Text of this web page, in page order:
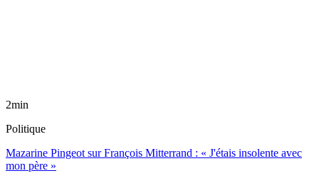
2min
Politique
Mazarine Pingeot sur François Mitterrand : « J'étais insolente avec
mon père »